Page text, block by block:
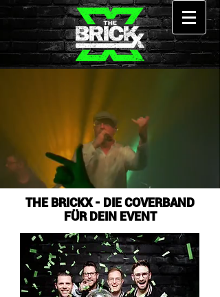
THE BRICKX - DIE COVERBAND
FÜR DEIN EVENT